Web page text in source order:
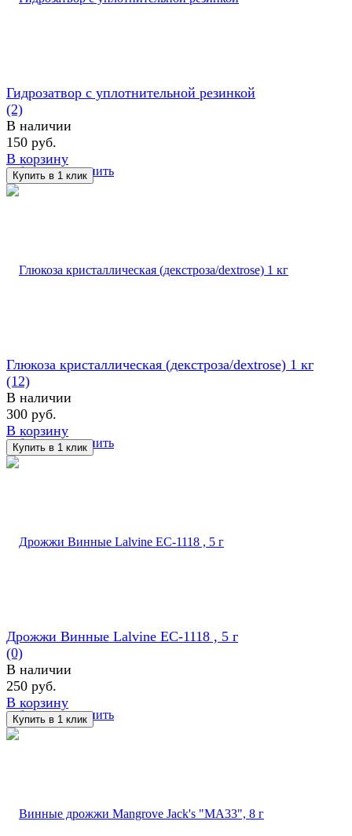
избранное сравнить
Гидрозатвор с уплотнительной резинкой
(2)
В наличии
150 руб.
В корзину
избранное сравнить
Глюкоза кристаллическая (декстроза/dextrose) 1 кг
(12)
В наличии
300 руб.
В корзину
избранное сравнить
Дрожжи Винные Lalvine EC-1118 , 5 г
(0)
В наличии
250 руб.
В корзину